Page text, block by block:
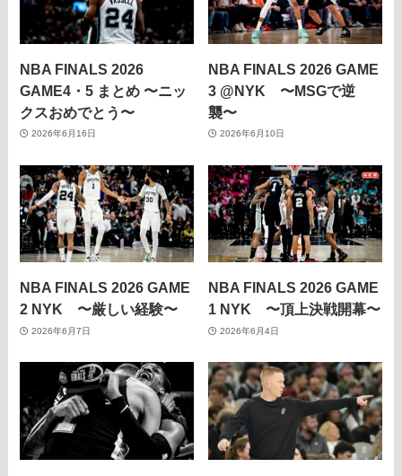
NBA FINALS 2026
GAME4・5 まとめ 〜ニッ
クスおめでとう〜
2026年6月16日
NBA FINALS 2026 GAME
3 @NYK 〜MSGで逆
襲〜
2026年6月10日
NBA FINALS 2026 GAME
2 NYK 〜厳しい経験〜
2026年6月7日
NBA FINALS 2026 GAME
1 NYK 〜頂上決戦開幕〜
2026年6月4日